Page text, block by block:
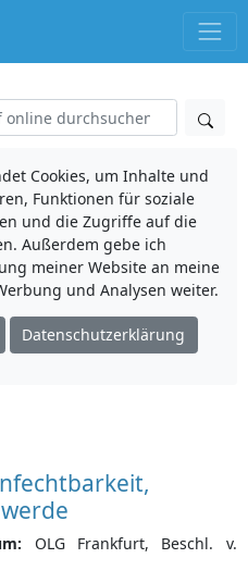
Cookies, um Inhalte und
Funktionen für soziale
und die Zugriffe auf die
Außerdem gebe ich
meiner Website an meine
und Analysen weiter.
Datenschutzerklärung
OLG Frankfurt, Beschl. v.